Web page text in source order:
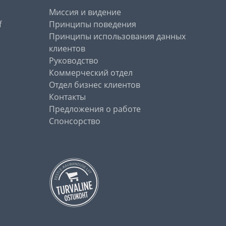
Миссия и видение
Принципы поведения
Принципы использования данных
клиентов
Руководство
Коммерческий отдел
Отдел бизнес клиентов
Контакты
Предложения о работе
Спонсорство